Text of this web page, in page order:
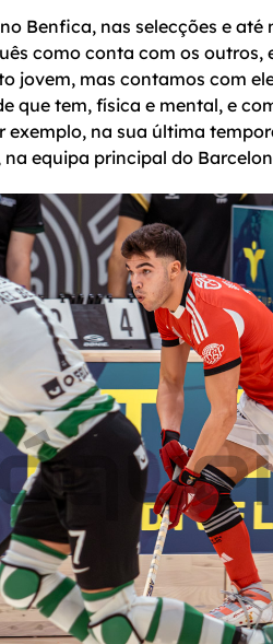
Benfica, nas selecções e
como conta com os outros,
jovem, mas contamos com
que tem, física e mental, e
exemplo, na sua última
equipa principal do